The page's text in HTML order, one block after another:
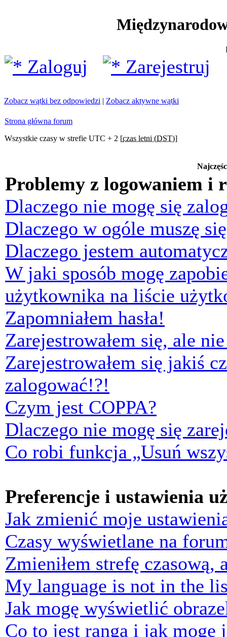
Zaloguj Zarejestruj
Zobacz wątki bez odpowiedzi | Zobacz aktywne wątki
Strona główna forum
Wszystkie czasy w strefie UTC + 2 [czas letni (DST)]
Problemy z logowaniem i
Dlaczego nie mogę się
Dlaczego w ogóle muszę
Dlaczego jestem
W jaki sposób mogę
użytkownika na liście
Zapomniałem hasła!
Zarejestrowałem się, ale
Zarejestrowałem się jakiś
zalogować!?!
Czym jest COPPA?
Dlaczego nie mogę się
Co robi funkcja „Usuń
Preferencje i ustawienia
Jak zmienić moje
Czasy wyświetlane na
Zmieniłem strefę czasową,
My language is not in the
Jak mogę wyświetlić
Co to jest ranga i jak mogę